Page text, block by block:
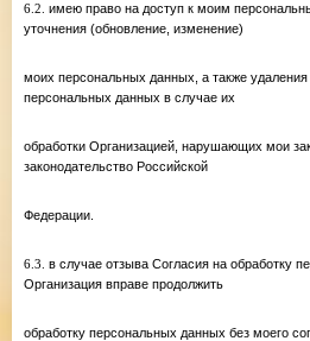
6.2. имею право на доступ к моим
уточнения (обновление, изменение)
моих персональных данных, а также
персональных данных в случае их
обработки Организацией, нарушающих мои
законодательство Российской
Федерации.
6.3. в случае отзыва Согласия на обработку
Организация вправе продолжить
обработку персональных данных без моего